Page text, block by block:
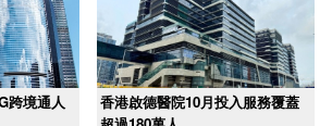
跨境通人
香港啟德醫院10月投入服務覆蓋